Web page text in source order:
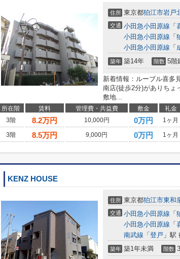
住所 東京都狛江市岩戸
交通 小田急小田原線 「
小田急小田原線 「
小田急小田原線 「
築年 築14年 階数 5階
新着情報：ルーブル喜多
南店(徒歩2分)がありちょ
敷地...
所在階 賃料 管理費・共益費 敷金 礼金
3階
8.2万円 10,000円 0万円 1ヶ月
3階
8.5万円 9,000円 0万円 1ヶ月
KENZ HOUSE
住所 東京都狛江市東和
交通 小田急小田原線 「
小田急小田原線 「
南武線 「 登戸 」駅
築年 築1年未満 階数